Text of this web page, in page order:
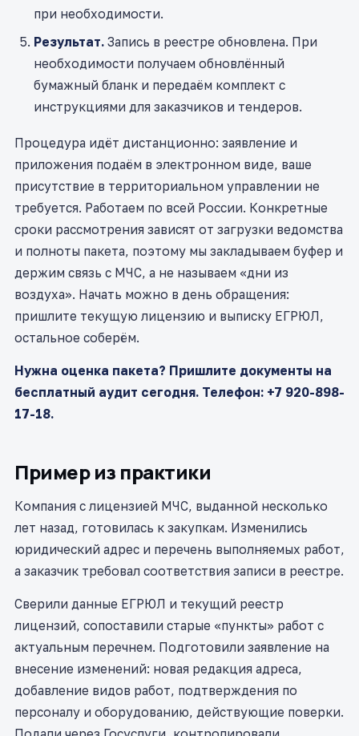
при необходимости.
Результат. Запись в реестре обновлена. При
необходимости получаем обновлённый
бумажный бланк и передаём комплект с
инструкциями для заказчиков и тендеров.
Процедура идёт дистанционно: заявление и
приложения подаём в электронном виде, ваше
присутствие в территориальном управлении не
требуется. Работаем по всей России. Конкретные
сроки рассмотрения зависят от загрузки ведомства
и полноты пакета, поэтому мы закладываем буфер и
держим связь с МЧС, а не называем «дни из
воздуха». Начать можно в день обращения:
пришлите текущую лицензию и выписку ЕГРЮЛ,
остальное соберём.
Нужна оценка пакета? Пришлите документы на
бесплатный аудит сегодня. Телефон: +7 920-898-
17-18.
Пример из практики
Компания с лицензией МЧС, выданной несколько
лет назад, готовилась к закупкам. Изменились
юридический адрес и перечень выполняемых работ,
а заказчик требовал соответствия записи в реестре.
Сверили данные ЕГРЮЛ и текущий реестр
лицензий, сопоставили старые «пункты» работ с
актуальным перечнем. Подготовили заявление на
внесение изменений: новая редакция адреса,
добавление видов работ, подтверждения по
персоналу и оборудованию, действующие поверки.